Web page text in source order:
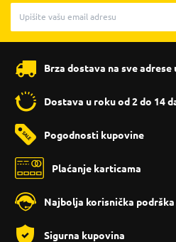
Brza dostava na sve adrese
Dostava u roku od 2 do 14
Pogodnosti kupovine
Plaćanje karticama
Najbolja korisnička podrška
Sigurna kupovina